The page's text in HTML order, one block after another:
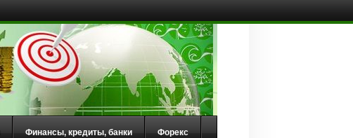
Финансы, кредиты, банки Форекс